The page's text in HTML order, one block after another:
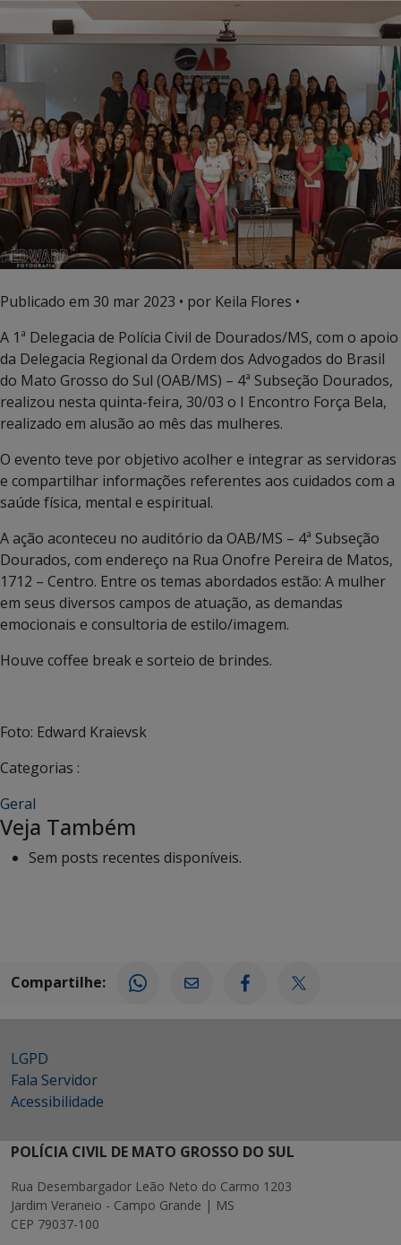
Publicado em 30 mar 2023 • por Keila Flores •
A 1ª Delegacia de Polícia Civil de Dourados/MS, com o apoio
da Delegacia Regional da Ordem dos Advogados do Brasil
do Mato Grosso do Sul (OAB/MS) – 4ª Subseção Dourados,
realizou nesta quinta-feira, 30/03 o I Encontro Força Bela,
realizado em alusão ao mês das mulheres.
O evento teve por objetivo acolher e integrar as servidoras
e compartilhar informações referentes aos cuidados com a
saúde física, mental e espiritual.
A ação aconteceu no auditório da OAB/MS – 4ª Subseção
Dourados, com endereço na Rua Onofre Pereira de Matos,
1712 – Centro. Entre os temas abordados estão: A mulher
em seus diversos campos de atuação, as demandas
emocionais e consultoria de estilo/imagem.
Houve coffee break e sorteio de brindes.
Foto: Edward Kraievsk
Categorias :
Geral
Veja Também
Sem posts recentes disponíveis.
Compartilhe:
LGPD
Fala Servidor
Acessibilidade
POLÍCIA CIVIL DE MATO GROSSO DO SUL
Rua Desembargador Leão Neto do Carmo 1203
Jardim Veraneio - Campo Grande | MS
CEP 79037-100